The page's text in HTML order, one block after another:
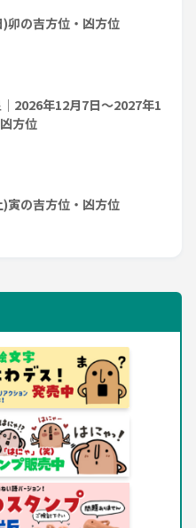
卯の吉方位・凶方位
2026年12月7日～2027年1
方位
寅の吉方位・凶方位